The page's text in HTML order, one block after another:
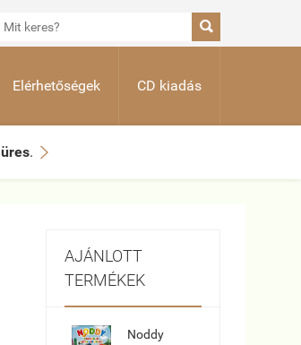

Elérhetőségek CD kiadás
üres. 
AJÁNLOTT
TERMÉKEK
Noddy